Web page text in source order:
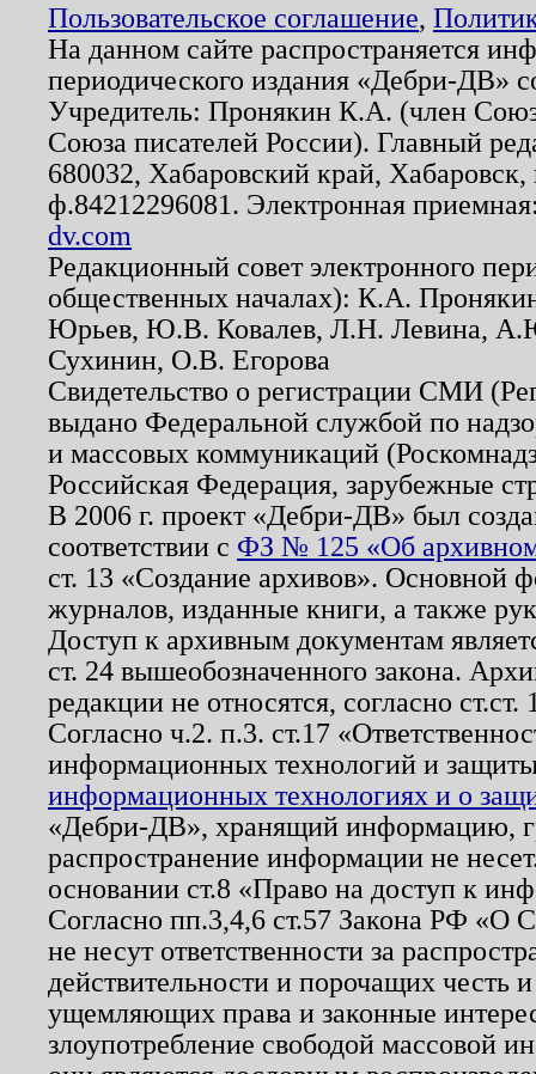
Пользовательское соглашение,
На данном сайте распространяется
периодического издания «Дебри-ДВ»
Учредитель: Пронякин К.А. (член
Союза писателей России). Главный
680032, Хабаровский край,
ф.84212296081. Электронная
dv.com
Редакционный совет электронного
общественных началах): К.А.
Юрьев, Ю.В. Ковалев, Л.Н. Левина,
Сухинин, О.В. Егорова
Свидетельство о регистрации СМИ
выдано Федеральной службой по
и массовых коммуникаций
Российская Федерация, зарубежные
В 2006 г. проект «Дебри-ДВ» был
соответствии с ФЗ № 125 «Об
ст. 13 «Создание архивов». Основной
журналов, изданные книги, а также
Доступ к архивным документам
ст. 24 вышеобозначенного закона.
редакции не относятся, согласно
Согласно ч.2. п.3. ст.17
информационных технологий и
информационных технологиях и о
«Дебри-ДВ», хранящий информацию,
распространение информации не
основании ст.8 «Право на доступ к
Согласно пп.3,4,6 ст.57 Закона РФ «О
не несут ответственности за
действительности и порочащих честь
ущемляющих права и законные
злоупотребление свободой массовой